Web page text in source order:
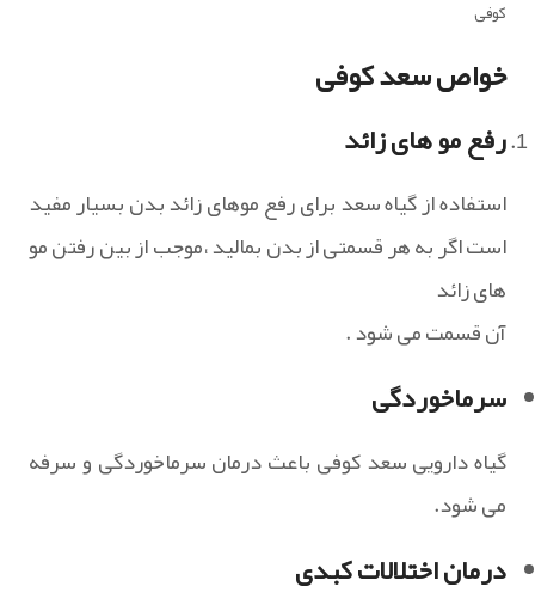
کوفی
خواص سعد کوفی
رفع مو های زائد
استفاده از گیاه سعد برای رفع موهای زائد بدن بسیار مفید
است اگر به هر قسمتی از بدن بمالید ،موجب از بین رفتن مو
های زائد
آن قسمت می شود .
سرماخوردگی
گیاه دارویی سعد کوفی باعث درمان سرماخوردگی و سرفه
می شود.
درمان اختلالات کبدی